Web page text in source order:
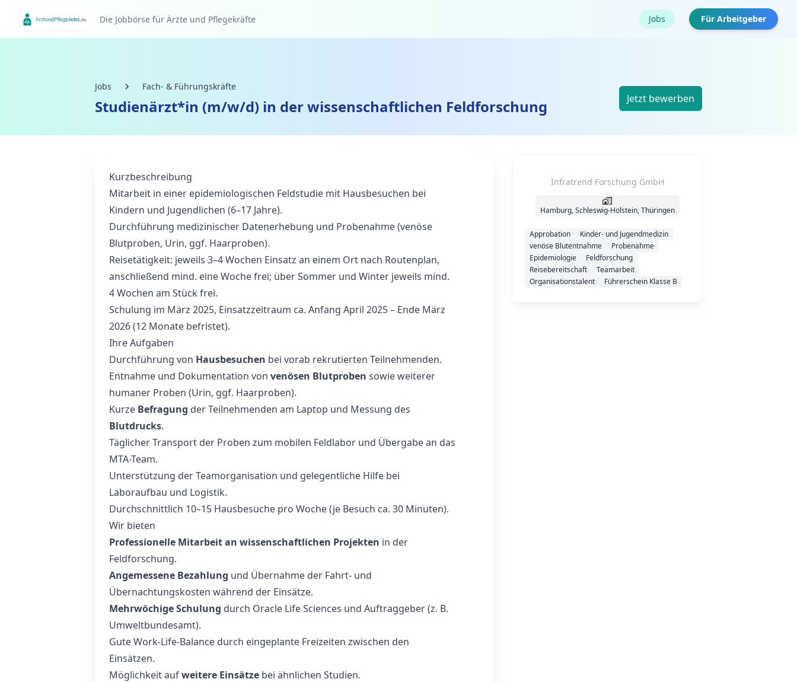
Die Jobbörse für Ärzte und Pflegekräfte Jobs Für Arbeitgeber
Jobs Fach- & Führungskräfte
Studienärzt*in (m/w/d) in der wissenschaftlichen Feldforschung Jetzt bewerben
Kurzbeschreibung
Mitarbeit in einer epidemiologischen Feldstudie mit Hausbesuchen bei
Kindern und Jugendlichen (6–17 Jahre).
Durchführung medizinischer Datenerhebung und Probenahme (venöse
Blutproben, Urin, ggf. Haarproben).
Reisetätigkeit: jeweils 3–4 Wochen Einsatz an einem Ort nach Routenplan,
anschließend mind. eine Woche frei; über Sommer und Winter jeweils mind.
4 Wochen am Stück frei.
Schulung im März 2025, Einsatzzeitraum ca. Anfang April 2025 – Ende März
2026 (12 Monate befristet).
Ihre Aufgaben
Durchführung von Hausbesuchen bei vorab rekrutierten Teilnehmenden.
Entnahme und Dokumentation von venösen Blutproben sowie weiterer
humaner Proben (Urin, ggf. Haarproben).
Kurze Befragung der Teilnehmenden am Laptop und Messung des
Blutdrucks.
Täglicher Transport der Proben zum mobilen Feldlabor und Übergabe an das
MTA-Team.
Unterstützung der Teamorganisation und gelegentliche Hilfe bei
Laboraufbau und Logistik.
Durchschnittlich 10–15 Hausbesuche pro Woche (je Besuch ca. 30 Minuten).
Wir bieten
Professionelle Mitarbeit an wissenschaftlichen Projekten in der
Feldforschung.
Angemessene Bezahlung und Übernahme der Fahrt- und
Übernachtungskosten während der Einsätze.
Mehrwöchige Schulung durch Oracle Life Sciences und Auftraggeber (z. B.
Umweltbundesamt).
Gute Work‑Life‑Balance durch eingeplante Freizeiten zwischen den
Einsätzen.
Möglichkeit aufweitere Einsätze bei ähnlichen Studien.
Infratrend Forschung GmbH
Hamburg, Schleswig-Holstein, Thüringen
Approbation
Kinder- und Jugendmedizin
venöse Blutentnahme
Probenahme
Epidemiologie
Feldforschung
Reisebereitschaft
Teamarbeit
Organisationstalent
Führerschein Klasse B